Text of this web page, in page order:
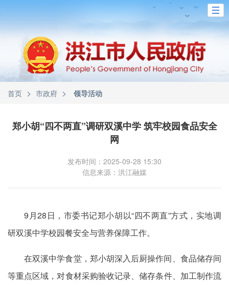
首页 > 市政府 > 领导活动
郑小胡“四不两直”调研双溪中学 筑牢校园食品安全
网
发布时间：2025-09-28 15:30
信息来源：洪江融媒
9月28日，市委书记郑小胡以“四不两直”方式，实地调
研双溪中学校园餐安全与营养保障工作。
在双溪中学食堂，郑小胡深入后厨操作间、食品储存间
等重点区域，对食材采购验收记录、储存条件、加工制作流